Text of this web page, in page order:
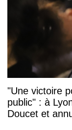
"Une victoire
public" : à
Doucet et